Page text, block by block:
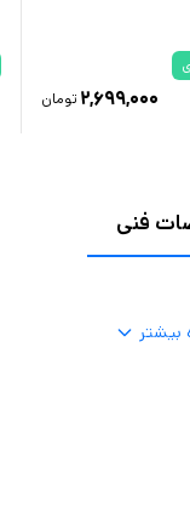
۲,۶۹۹,۰۰۰ تومان
فنی